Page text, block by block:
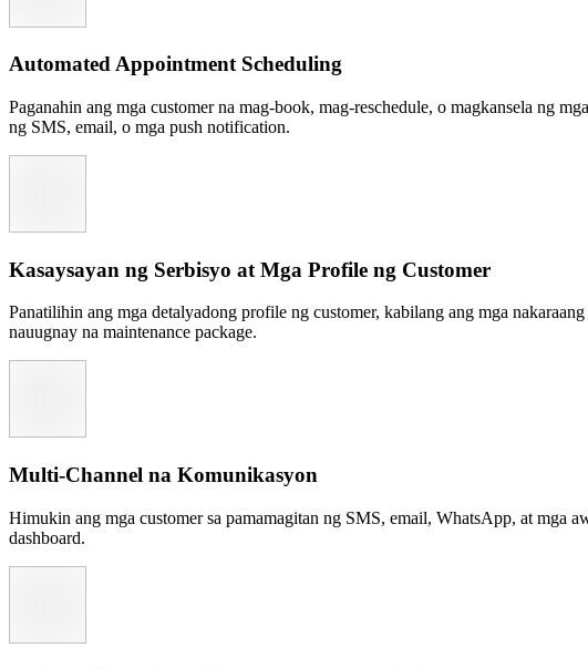
Automated Appointment Scheduling
Paganahin ang mga customer na mag-book, mag-reschedule, o magkansela ng
ng SMS, email, o mga push notification.
Kasaysayan ng Serbisyo at Mga Profile ng Customer
Panatilihin ang mga detalyadong profile ng customer, kabilang ang mga
nauugnay na maintenance package.
Multi-Channel na Komunikasyon
Himukin ang mga customer sa pamamagitan ng SMS, email, WhatsApp, at mga
dashboard.